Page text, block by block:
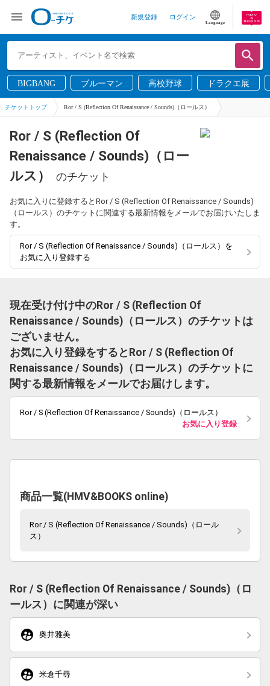
新規登録 ログイン
Language
BIGBANG ブルーマン 高校野球 ドラクエ展
チケットトップ Ror / S (Reflection Of Renaissance / Sounds)（ロールス）
Ror / S (Reflection Of
Renaissance / Sounds)（ロー
ルス）
のチケット
お気に入りに登録するとRor / S (Reflection Of Renaissance / Sounds)
（ロールス）のチケットに関連する最新情報をメールでお届けいたしま
す。
Ror / S (Reflection Of Renaissance / Sounds)（ロールス）を
お気に入り登録する
現在受け付け中のRor / S (Reflection Of
Renaissance / Sounds)（ロールス）のチケットは
ございません。
お気に入り登録をするとRor / S (Reflection Of
Renaissance / Sounds)（ロールス）のチケットに
関する最新情報をメールでお届けします。
Ror / S (Reflection Of Renaissance / Sounds)（ロールス）
お気に入り登録
商品一覧(HMV&BOOKS online)
Ror / S (Reflection Of Renaissance / Sounds)（ロール
ス）
Ror / S (Reflection Of Renaissance / Sounds)（ロ
ールス）に関連が深い
supervised_user_circle 奥井雅美
supervised_user_circle 米倉千尋